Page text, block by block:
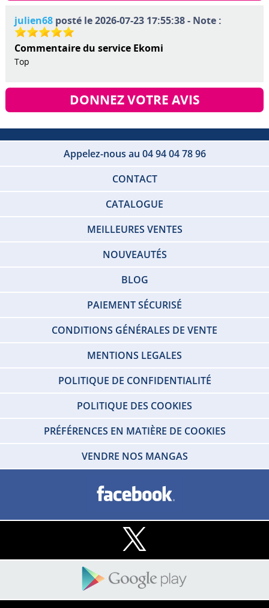
julien68posté le 2026-07-23 17:55:38 - Note :
Commentaire du service Ekomi
Top
DONNEZ VOTRE AVIS
Appelez-nous au 04 94 04 78 96
CONTACT
CATALOGUE
MEILLEURES VENTES
NOUVEAUTÉS
BLOG
PAIEMENT SÉCURISÉ
CONDITIONS GÉNÉRALES DE VENTE
MENTIONS LEGALES
POLITIQUE DE CONFIDENTIALITÉ
POLITIQUE DES COOKIES
PRÉFÉRENCES EN MATIÈRE DE COOKIES
VENDRE NOS MANGAS